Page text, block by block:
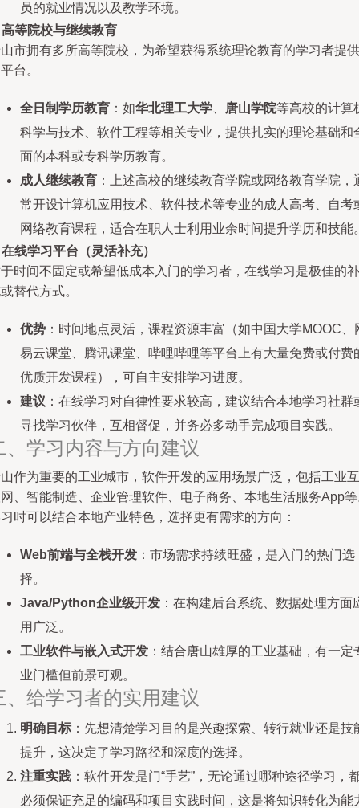
员的就业情况以及教学环境。
高等院校与继续教育
市拥有多所高等院校，为希望获得系统理论教育的学习者提供
台。
全日制学历教育 ：如华北理工大学 唐山学院等高校的计算
科学与技术、软件工程等相关专业，提供扎实的理论基础和
面的本科或专科学历教育。
成人继续教育 ：上述高校的继续教育学院或网络教育学院，
常开设计算机应用技术、软件技术等专业的成人高考、自考
网络教育课程，适合在职人士利用业余时间提升学历和技能
在线学习平台（灵活补充）
时间不固定或希望低成本入门的学习者，在线学习是极佳的补
替代方式。
优势 ：时间地点灵活，课程资源丰富（如中国大学MOOC、
易云课堂、腾讯课堂、哔哩哔哩等平台上有大量免费或付费
优质开发课程），可自主安排学习进度。
建议 ：在线学习对自律性要求较高，建议结合本地学习社群
寻找学习伙伴，互相督促，并务必多动手完成项目实践。
、学习内容与方向建议
作为重要的工业城市，软件开发的应用场景广泛，包括工业互
、智能制造、企业管理软件、电子商务、本地生活服务App
时可以结合本地产业特色，选择更有需求的方向：
Web前端与全栈开发 ：市场需求持续旺盛，是入门的热门选
择。
Java/Python企业级开发 ：在构建后台系统、数据处理方面
用广泛。
工业软件与嵌入式开发 ：结合唐山雄厚的工业基础，有一定
业门槛但前景可观。
、给学习者的实用建议
明确目标 ：先想清楚学习目的是兴趣探索、转行就业还是技
提升，这决定了学习路径和深度的选择。
注重实践 ：软件开发是门“手艺”，无论通过哪种途径学习，
必须保证充足的编码和项目实践时间，这是将知识转化为能